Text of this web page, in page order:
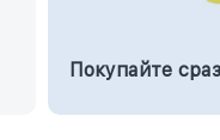
Покупайте